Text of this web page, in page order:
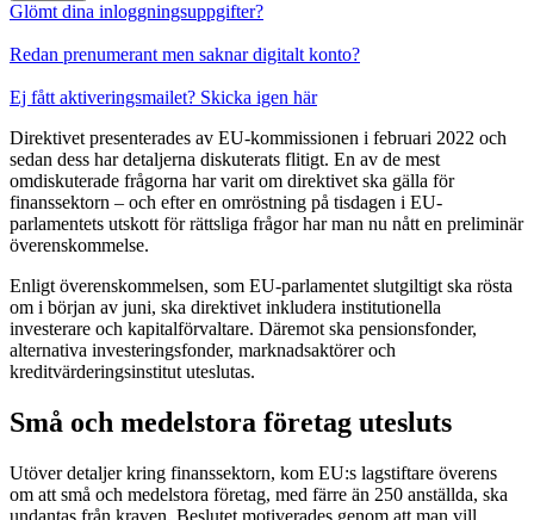
Glömt dina inloggningsuppgifter?
Redan prenumerant men saknar digitalt konto?
Ej fått aktiveringsmailet? Skicka igen här
Direktivet presenterades av EU-kommissionen i februari 2022 och
sedan dess har detaljerna diskuterats flitigt. En av de mest
omdiskuterade frågorna har varit om direktivet ska gälla för
finanssektorn – och efter en omröstning på tisdagen i EU-
parlamentets utskott för rättsliga frågor har man nu nått en preliminär
överenskommelse.
Enligt överenskommelsen, som EU-parlamentet slutgiltigt ska rösta
om i början av juni, ska direktivet inkludera institutionella
investerare och kapitalförvaltare. Däremot ska pensionsfonder,
alternativa investeringsfonder, marknadsaktörer och
kreditvärderingsinstitut uteslutas.
Små och medelstora företag utesluts
Utöver detaljer kring finanssektorn, kom EU:s lagstiftare överens
om att små och medelstora företag, med färre än 250 anställda, ska